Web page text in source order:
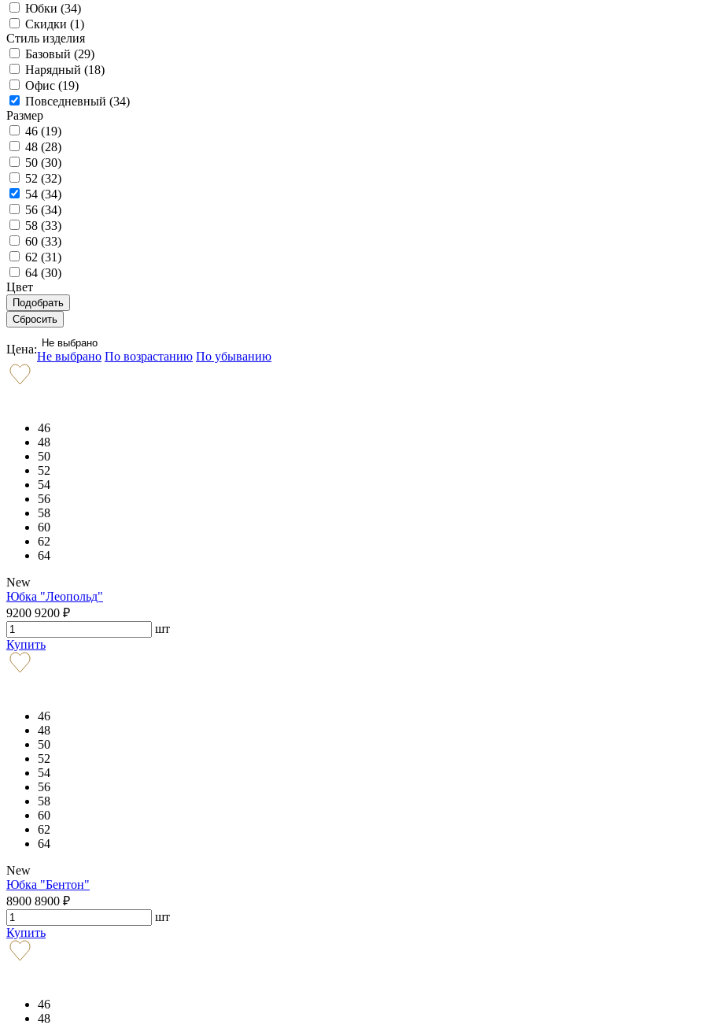
Юбки (34)
Скидки (1)
Стиль изделия
Базовый (29)
Нарядный (18)
Офис (19)
Повседневный (34)
Размер
46 (19)
48 (28)
50 (30)
52 (32)
54 (34)
56 (34)
58 (33)
60 (33)
62 (31)
64 (30)
Цвет
Цена: Не выбрано
Не выбрано По возрастанию По убыванию
46
48
50
52
54
56
58
60
62
64
New
Юбка "Леопольд"
9200 9200 ₽
шт
Купить
46
48
50
52
54
56
58
60
62
64
New
Юбка "Бентон"
8900 8900 ₽
шт
Купить
46
48